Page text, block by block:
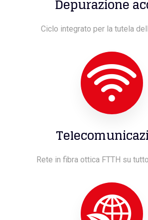
Depurazione
Ciclo integrato per la tutela
Rete in fibra ottica FTTH su